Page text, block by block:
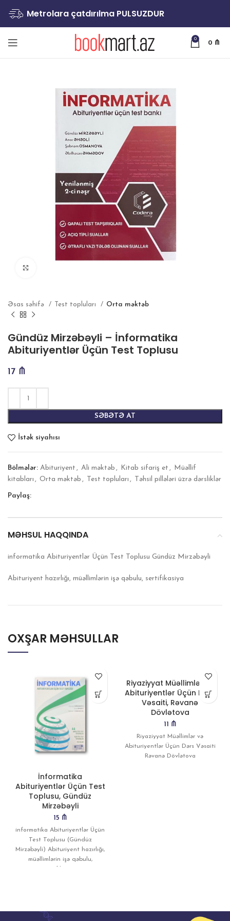
Metrolara çatdırılma PULSUZDUR
0
0 ₼
Əsas səhifə Test topluları Orta məktəb
Gündüz Mirzəbəyli – İnformatika
Abituriyentlər Üçün Test Toplusu
17 ₼
SƏBƏTƏ AT
İstək siyahısı
Bölmələr: Abituriyent , Ali məktəb , Kitab sifariş et , Müəllif
kitabları , Orta məktəb , Test topluları , Təhsil pillələri üzrə dərsliklər
Paylaş:
MƏHSUL HAQQINDA
informatika Abituriyentlər Üçün Test Toplusu Gündüz Mirzəbəyli
Abituriyent hazırlığı, müəllimlərin işə qəbulu, sertifikasiya
OXŞAR MƏHSULLAR
İnformatika
Abituriyentlər Üçün Test
Toplusu, Gündüz
Mirzəbəyli
15 ₼
informatika Abituriyentlər Üçün
Test Toplusu (Gündüz
Mirzəbəyli) Abituriyent hazırlığı,
müəllimlərin işə qəbulu,
Riyaziyyat Müəllimlər və
Abituriyentlər Üçün Dərs
Vəsaiti, Rəvanə
Dövlətova
11 ₼
Riyaziyyat Müəllimlər və
Abituriyentlər Üçün Dərs Vəsaiti
Rəvanə Dövlətova